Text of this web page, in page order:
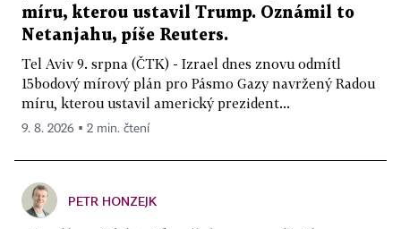
míru, kterou ustavil Trump. Oznámil to
Netanjahu, píše Reuters.
Tel Aviv 9. srpna (ČTK) - Izrael dnes znovu odmítl
15bodový mírový plán pro Pásmo Gazy navržený Radou
míru, kterou ustavil americký prezident...
9. 8. 2026 ▪ 2 min. čtení
PETR HONZEJK